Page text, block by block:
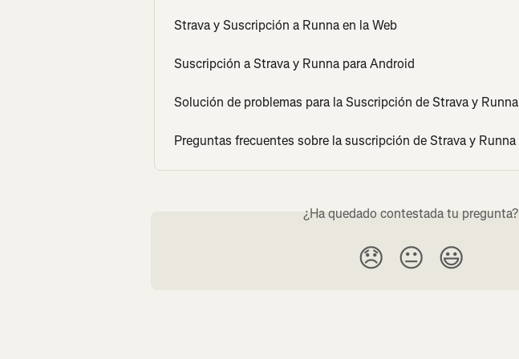
Strava y Suscripción a Runna en la Web
Suscripción a Strava y Runna para Android
Solución de problemas para la Suscripción de Strava y Runna
Preguntas frecuentes sobre la suscripción de Strava y Runna
¿Ha quedado contestada tu pregunta?
😞 😐 😃